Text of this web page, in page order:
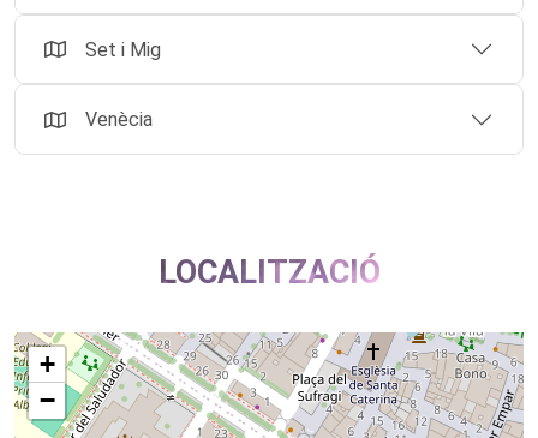
Set i Mig
Venècia
LOCALITZACIÓ
+
−